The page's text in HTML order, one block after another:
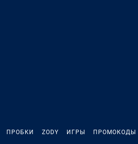
ПРОБКИ ZODY ИГРЫ ПРОМОКОДЫ